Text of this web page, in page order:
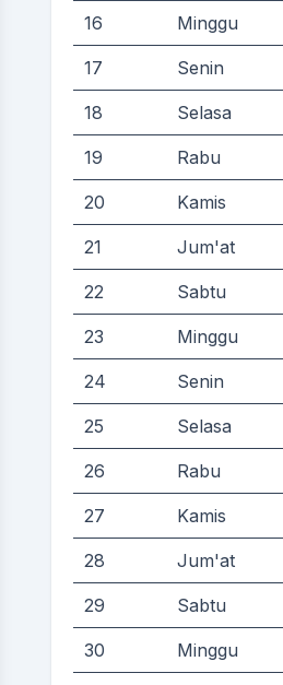
16 Minggu
17 Senin
18 Selasa
19 Rabu
20 Kamis
21 Jum'at
22 Sabtu
23 Minggu
24 Senin
25 Selasa
26 Rabu
27 Kamis
28 Jum'at
29 Sabtu
30 Minggu